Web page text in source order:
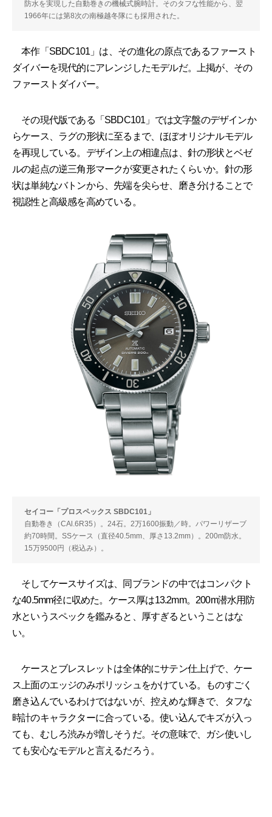
防水を実現した自動巻きの機械式腕時計。そのタフな性能から、翌
1966年には第8次の南極越冬隊にも採用された。
本作「SBDC101」は、その進化の原点であるファースト
ダイバーを現代的にアレンジしたモデルだ。上掲が、その
ファーストダイバー。
その現代版である「SBDC101」では文字盤のデザインか
らケース、ラグの形状に至るまで、ほぼオリジナルモデル
を再現している。デザイン上の相違点は、針の形状とベゼ
ルの起点の逆三角形マークが変更されたくらいか。針の形
状は単純なバトンから、先端を尖らせ、磨き分けることで
視認性と高級感を高めている。
セイコー「プロスペックス SBDC101」
自動巻き（CAl.6R35）。24石。2万1600振動／時。パワーリザーブ
約70時間。SSケース（直径40.5mm、厚さ13.2mm）。200m防水。
15万9500円（税込み）。
そしてケースサイズは、同ブランドの中ではコンパクト
な40.5mm径に収めた。ケース厚は13.2mm。200m潜水用防
水というスペックを鑑みると、厚すぎるということはな
い。
ケースとブレスレットは全体的にサテン仕上げで、ケー
ス上面のエッジのみポリッシュをかけている。ものすごく
磨き込んでいるわけではないが、控えめな輝きで、タフな
時計のキャラクターに合っている。使い込んでキズが入っ
ても、むしろ渋みが増しそうだ。その意味で、ガシ使いし
ても安心なモデルと言えるだろう。